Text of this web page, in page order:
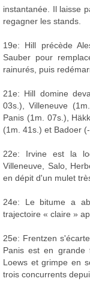
instantanée. Il laisse
regagner les stands.
19e: Hill précède
Sauber pour
rainurés, puis
21e: Hill domine
03s.), Villeneuve
Panis (1m. 07s.),
(1m. 41s.) et Badoer (-
22e: Irvine est la
Villeneuve, Salo,
en dépit d'un mulet
24e: Le bitume a
trajectoire « claire »
25e: Frentzen
Panis est en
Loews et grimpe en
trois concurrents